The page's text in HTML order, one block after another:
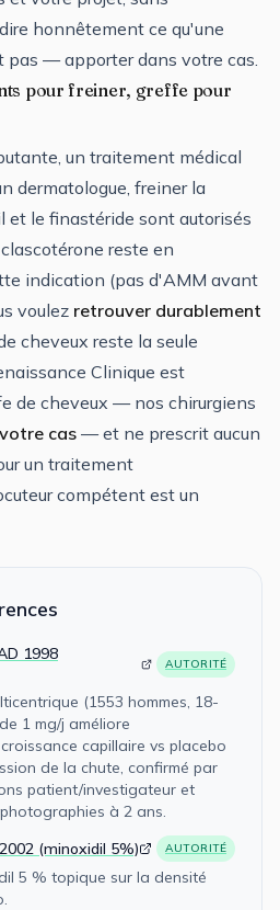
honnêtement ce qu'une
— apporter dans votre cas.
pour freiner, greffe pour
un traitement médical
dermatologue, freiner la
et le finastéride sont autorisés
reste en
indication (pas d'AMM avant
voulez retrouver durablement
cheveux reste la seule
Clinique est
de cheveux — nos chirurgiens
cas — et ne prescrit aucun
un traitement
compétent est un
1998
AUTORITÉ
(1553 hommes, 18-
1 mg/j améliore
capillaire vs placebo
de la chute, confirmé par
patient/investigateur et
à 2 ans.
(minoxidil 5%) AUTORITÉ
5 % topique sur la densité